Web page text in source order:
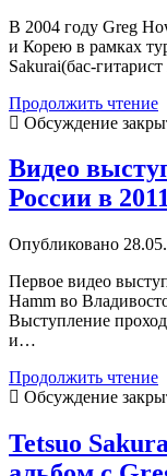
В 2004 году Greg
и Корею в рамках
Sakurai(бас-
Продолжить чтение
Обсуждение
Видео
России в
Опубликовано
Первое видео
Hamm во
Выступление
и…
Продолжить чтение
в
Обсуждение
Tetsuo